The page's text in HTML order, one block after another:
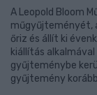
A Leopold Bloom
műgyűjteményét,
őriz és állít ki
kiállítás
gyűjteménybe
gyűjtemény